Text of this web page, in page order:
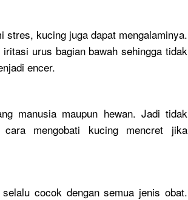
stres, kucing juga dapat mengalaminya.
urus bagian bawah sehingga tidak
encer.
manusia maupun hewan. Jadi tidak
mengobati kucing mencret jika
cocok dengan semua jenis obat.